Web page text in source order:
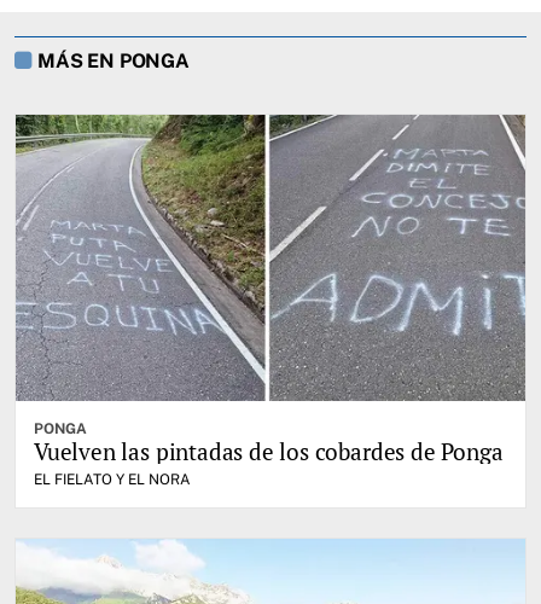
MÁS EN PONGA
PONGA
Vuelven las pintadas de los cobardes de Ponga
EL FIELATO Y EL NORA